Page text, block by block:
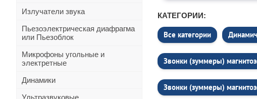
Излучатели звука
Пьезоэлектрическая диафрагма
или Пьезоблок
Микрофоны угольные и
электретные
Динамики
Ультразвуковые
КАТЕГОРИИ:
Все категории
Звонки (зуммеры)
Звонки (зуммеры)